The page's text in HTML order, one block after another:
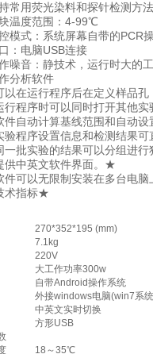
用荧光染料和探针检测方法
度范围：4-99℃
式：系统屏幕自带的PCR
电脑USB连接
音：静技术，运行时大的工
析软件
运行程序后在定义样品孔
序时可以同时打开其他实
动计算基线范围和自动设
序设置信息和检测结果可
实验的结果可以分组进行
中英文软件界面。★
以无限制安装在多台电脑
指标★
270*352*195 (mm)
7.1kg
220V
大工作功率300w
自带Android操作系统
外接windows电脑(win7系
中英文实时切换
方形USB
18～35℃